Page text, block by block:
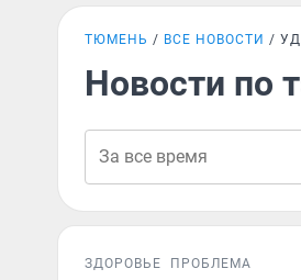
ТЮМЕНЬ ВСЕ НОВОСТИ
Новости по
ЗДОРОВЬЕ ПРОБЛЕМА